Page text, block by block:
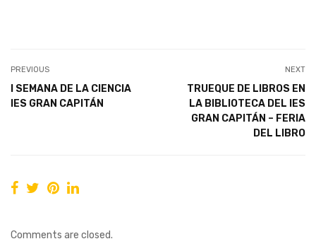
PREVIOUS
I SEMANA DE LA CIENCIA
IES GRAN CAPITÁN
NEXT
TRUEQUE DE LIBROS EN
LA BIBLIOTECA DEL IES
GRAN CAPITÁN – FERIA
DEL LIBRO
Comments are closed.